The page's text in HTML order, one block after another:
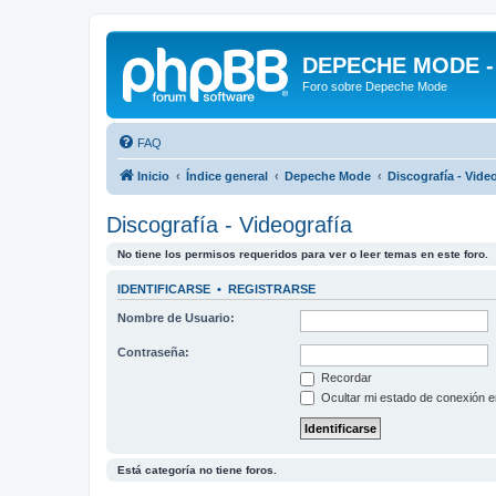
DEPECHE MODE
Foro sobre Depeche Mode
FAQ
Inicio Índice general Depeche Mode Discografía -
Discografía - Videografía
No tiene los permisos requeridos para ver o leer temas en este foro.
IDENTIFICARSE • REGISTRARSE
Nombre de Usuario:
Contraseña:
Recordar
Ocultar mi estado de conexión
Está categoría no tiene foros.